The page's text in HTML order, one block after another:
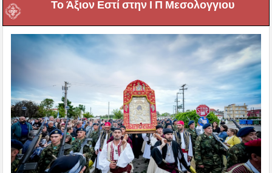
Το Άξιον Εστί στην Ι Π Μεσολογγιου